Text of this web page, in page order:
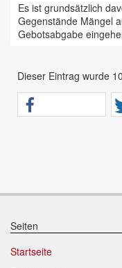
Es ist grundsätzlich
Gegenstände Mängel
Gebotsabgabe
dass sämtliche zum
Bei allen zum Verkauf
ist davon auszugehen,
unerheblichen
Wir weisen
einverstanden sind
Mehrwertsteuer für
Dieser Eintrag wurde
Seiten
Startseite